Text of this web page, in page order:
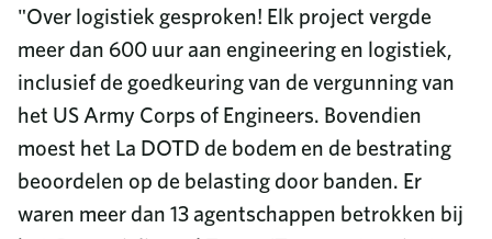
"Over logistiek gesproken! Elk project vergde
meer dan 600 uur aan engineering en logistiek,
inclusief de goedkeuring van de vergunning van
het US Army Corps of Engineers. Bovendien
moest het La DOTD de bodem en de bestrating
beoordelen op de belasting door banden. Er
waren meer dan 13 agentschappen betrokken bij